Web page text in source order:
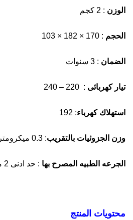
الوزن : 2 كجم
الحجم : 170 × 182 × 103
الضمان : 3 سنوات
تيار كهربائى : 220 – 240
استهلاك كهرباء: 192
وزن الجزوئيات بالتقريب: 0.3 ميكرومتر
الجرعه الطبيه المصرح بها : حد ادنى 2 مل وحد اقصى 7 مل
محتويات المنتج